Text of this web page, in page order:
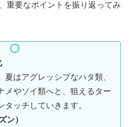
重要なポイントを振り返ってみ
はアグレッシブなハタ類、
メやソイ類へと、狙えるター
ッチしていきます。
ン）